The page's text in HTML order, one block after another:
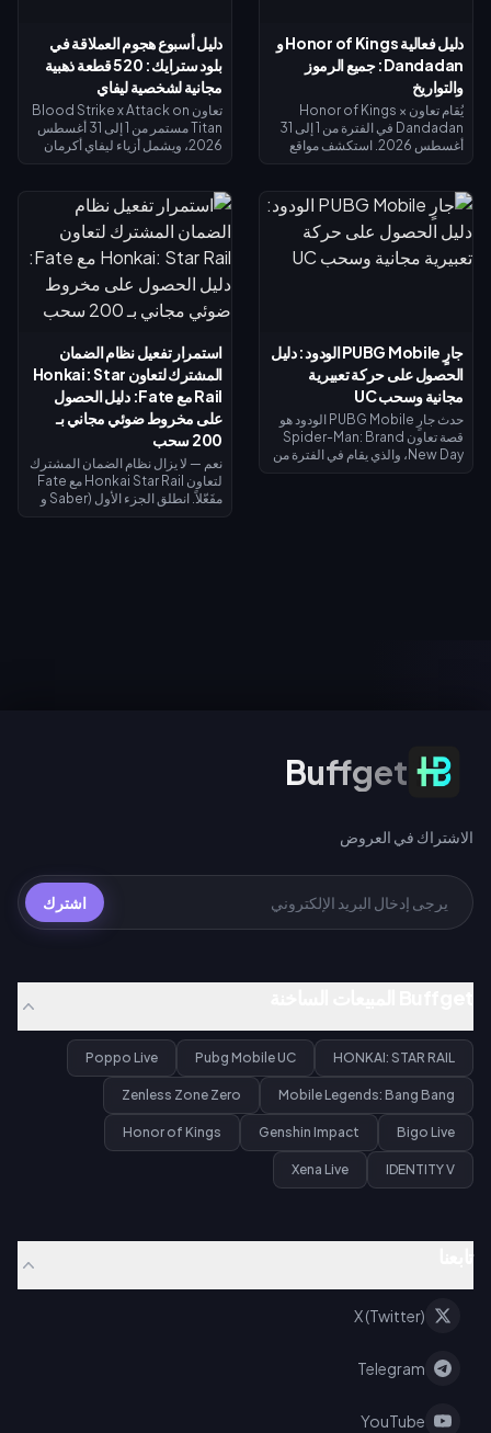
دليل فعالية Honor of Kings و
Dandadan: جميع الرموز
والتواريخ
يُقام تعاون Honor of Kings ×
Dandadan في الفترة من 1 إلى 31
أغسطس 2026. استكشف مواقع
الاسترداد، وأنجز المهام اليومية
للحصول على عملات رييروكو
(Reiryoku) - وهي العملة
المستخدمة للحصول على مظهر مومو
أيايسي (Momo Ayase) الملحمي
الاستبدال في 31 أغسطس.
دليل أسبوع هجوم العملاقة في
بلود سترايك: 520 قطعة ذهبية
مجانية لشخصية ليفاي
تعاون Blood Strike x Attack on
Titan مستمر من 1 إلى 31 أغسطس
2026، ويشمل أزياء ليفاي أكرمان
سترايك (15 يوليو – 14 أغسطس
2026) تعيد لك 520 قطعة ذهبية عند
الوصول إلى المستوى الأقصى — وهي
كافية لتمويل تذكرة النخبة أو محاولات
الحصول على ليفاي. يوضح لك دليل
الأسبوع الأول هذا كيفية جمع الذهب
المجاني، واسترداد الرموز، وتوقيت
استرداد الأموال بحيث لا يكلفك ليفاي
جارٍ PUBG Mobile الودود: دليل
الحصول على حركة تعبيرية
مجانية وسحب UC
حدث جارٍ PUBG Mobile الودود هو
قصة تعاون Spider-Man: Brand
New Day، والذي يقام في الفترة من
استمرار تفعيل نظام الضمان
المشترك لتعاون Honkai: Star
Rail مع Fate: دليل الحصول
على مخروط ضوئي مجاني بـ
200 سحب
نعم — لا يزال نظام الضمان المشترك
لتعاون Honkai Star Rail مع Fate
مفَعّلاً. انطلق الجزء الأول (Saber و
الاشتراك في العروضBuffget
الاشتراك في العروض
اشترك
HONKAI: STAR RAIL
Pubg Mobile UC
Poppo Live
Mobile Legends: Bang Bang
Zenless Zone Zero
Bigo Live
Genshin Impact
Honor of Kings
IDENTITY V
Xena Live
X (Twitter)
Telegram
YouTube